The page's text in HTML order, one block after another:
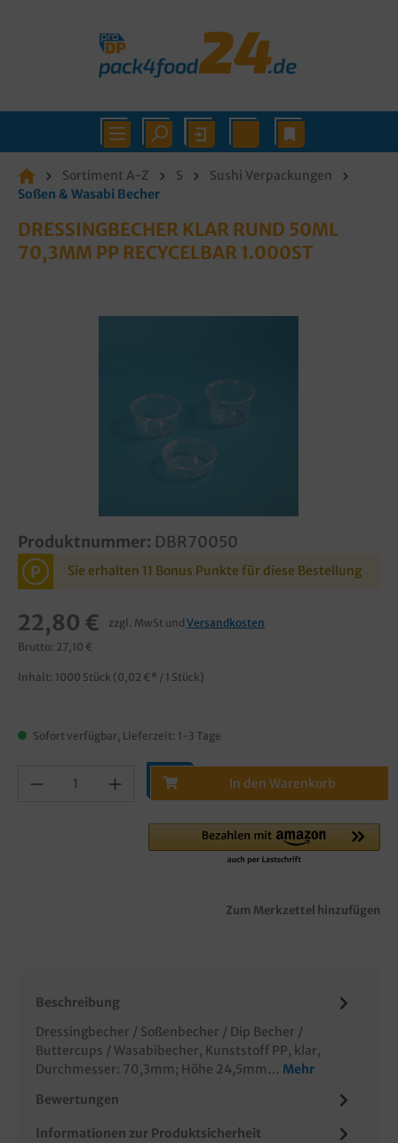
Sortiment A-Z S
Sushi Verpackungen
Soßen & Wasabi Becher
DRESSINGBECHER KLAR RUND 50ML
70,3MM PP RECYCELBAR 1.000ST
Produktnummer: DBR70050
P Sie erhalten 11 Bonus Punkte für diese Bestellung
22,80 € zzgl. MwSt und Versandkosten
Brutto: 27,10 €
Inhalt: 1000 Stück (0,02 €* / 1 Stück)
Sofort verfügbar, Lieferzeit: 1-3 Tage
In den Warenkorb
Zum Merkzettel hinzufügen
Beschreibung
Dressingbecher / Soßenbecher / Dip Becher /
Buttercups / Wasabibecher, Kunststoff PP, klar,
Durchmesser: 70,3mm; Höhe 24,5mm… Mehr
Bewertungen
Informationen zur Produktsicherheit